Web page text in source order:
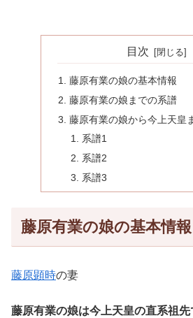
目次
藤原有業の娘の基本情報
藤原有業の娘までの系譜
藤原有業の娘から今上天皇
系譜1
系譜2
系譜3
藤原有業の娘の基本情報
藤原顕時の妻
藤原有業の娘は今上天皇の直系祖先